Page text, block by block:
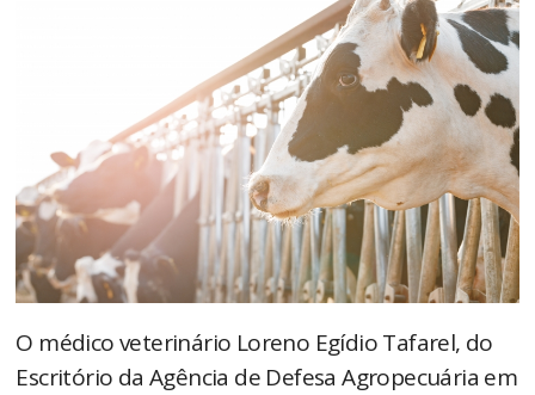
O médico veterinário Loreno Egídio Tafarel, do
Escritório da Agência de Defesa Agropecuária em